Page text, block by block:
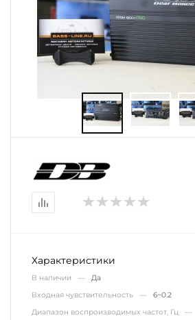
Характеристики
В наличии — Да
Входная чувствительность — 6~0.2
Диапазон воспроизводимых частот, Гц —